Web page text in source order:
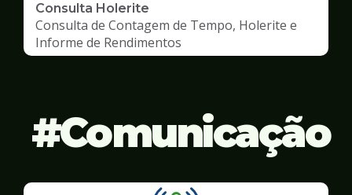
Consulta Holerite
Consulta de Contagem de Tempo, Holerite e
Informe de Rendimentos
Comunicação